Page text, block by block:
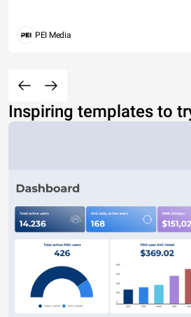
PEI Media
Inspiring templates to